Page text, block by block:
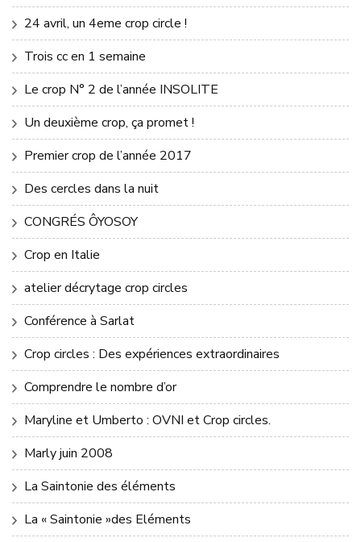
24 avril, un 4eme crop circle !
Trois cc en 1 semaine
Le crop N° 2 de l’année INSOLITE
Un deuxième crop, ça promet !
Premier crop de l’année 2017
Des cercles dans la nuit
CONGRÉS ÔYOSOY
Crop en Italie
atelier décrytage crop circles
Conférence à Sarlat
Crop circles : Des expériences extraordinaires
Comprendre le nombre d’or
Maryline et Umberto : OVNI et Crop circles.
Marly juin 2008
La Saintonie des éléments
La « Saintonie »des Eléments